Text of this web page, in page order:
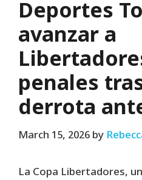
Deportes
avanzar a
penales
derrota
March 15, 2026 by
La Copa Libertadores,